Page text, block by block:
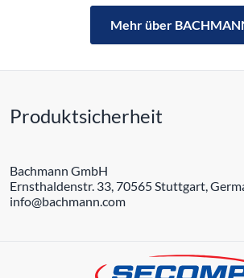
Mehr über
Produktsicherheit
Bachmann GmbH
Ernsthaldenstr. 33, 70565 Stuttgart,
info@bachmann.com